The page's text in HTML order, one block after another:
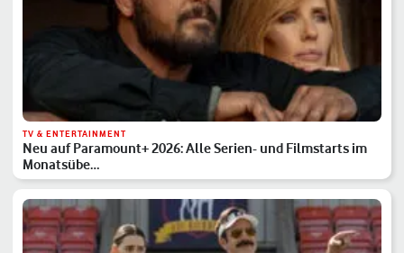
TV & ENTERTAINMENT
Neu auf Paramount+ 2026: Alle Serien- und Filmstarts im
Monatsübe…